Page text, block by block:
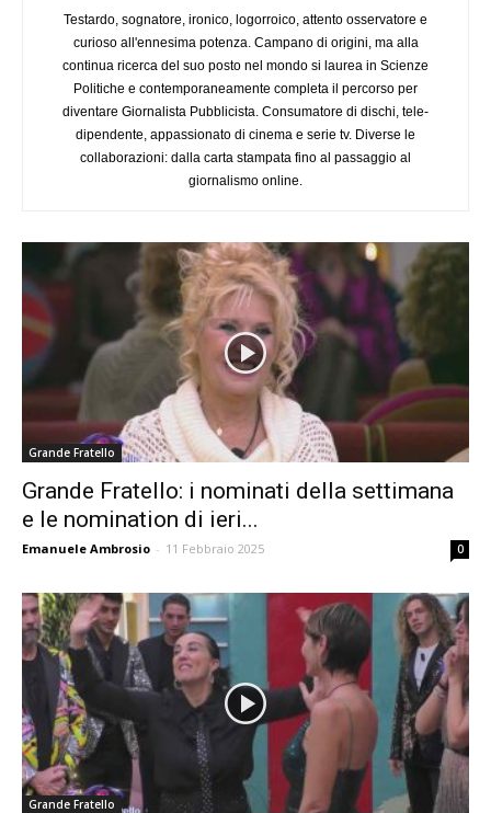
Testardo, sognatore, ironico, logorroico, attento osservatore e
curioso all'ennesima potenza. Campano di origini, ma alla
continua ricerca del suo posto nel mondo si laurea in Scienze
Politiche e contemporaneamente completa il percorso per
diventare Giornalista Pubblicista. Consumatore di dischi, tele-
dipendente, appassionato di cinema e serie tv. Diverse le
collaborazioni: dalla carta stampata fino al passaggio al
giornalismo online.
Grande Fratello
Grande Fratello: i nominati della settimana
e le nomination di ieri...
Emanuele Ambrosio - 11 Febbraio 2025 0
Grande Fratello